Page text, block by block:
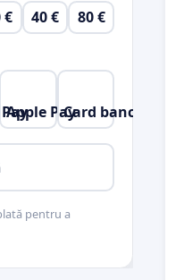
€ 40 € 80 €
Apple PayCard bancar
pentru a